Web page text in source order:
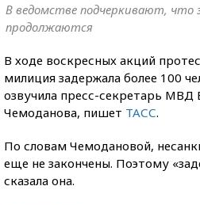
В ведомстве подчеркивают, что
продолжаются
В ходе воскресных акций
милиция задержала более 100
озвучила пресс-секретарь МВД
Чемоданова, пишет ТАСС.
По словам Чемодановой,
еще не закончены. Поэтому
сказала она.